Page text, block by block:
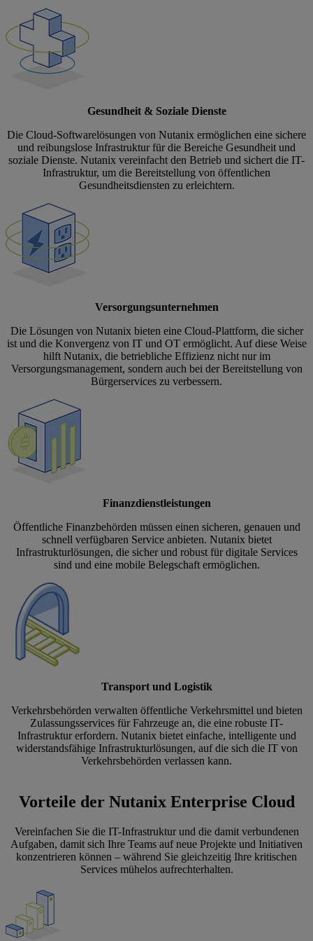
Gesundheit & Soziale Dienste
Die Cloud-Softwarelösungen von Nutanix ermöglichen eine sichere
und reibungslose Infrastruktur für die Bereiche Gesundheit und
soziale Dienste. Nutanix vereinfacht den Betrieb und sichert die IT-
Infrastruktur, um die Bereitstellung von öffentlichen
Gesundheitsdiensten zu erleichtern.
Versorgungsunternehmen
Die Lösungen von Nutanix bieten eine Cloud-Plattform, die sicher
ist und die Konvergenz von IT und OT ermöglicht. Auf diese Weise
hilft Nutanix, die betriebliche Effizienz nicht nur im
Versorgungsmanagement, sondern auch bei der Bereitstellung von
Bürgerservices zu verbessern.
Finanzdienstleistungen
Öffentliche Finanzbehörden müssen einen sicheren, genauen und
schnell verfügbaren Service anbieten. Nutanix bietet
Infrastrukturlösungen, die sicher und robust für digitale Services
sind und eine mobile Belegschaft ermöglichen.
Transport und Logistik
Verkehrsbehörden verwalten öffentliche Verkehrsmittel und bieten
Zulassungsservices für Fahrzeuge an, die eine robuste IT-
Infrastruktur erfordern. Nutanix bietet einfache, intelligente und
widerstandsfähige Infrastrukturlösungen, auf die sich die IT von
Verkehrsbehörden verlassen kann.
Vorteile der Nutanix Enterprise Cloud
Vereinfachen Sie die IT-Infrastruktur und die damit verbundenen
Aufgaben, damit sich Ihre Teams auf neue Projekte und Initiativen
konzentrieren können – während Sie gleichzeitig Ihre kritischen
Services mühelos aufrechterhalten.